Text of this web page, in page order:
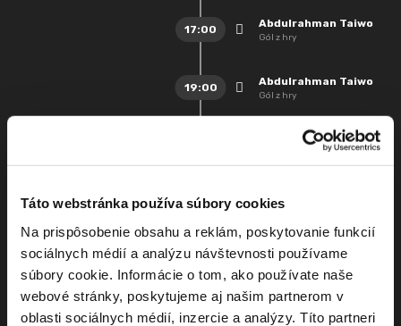
Táto webstránka používa súbory cookies
Na prispôsobenie obsahu a reklám, poskytovanie funkcií
sociálnych médií a analýzu návštevnosti používame
súbory cookie. Informácie o tom, ako používate naše
webové stránky, poskytujeme aj našim partnerom v
oblasti sociálnych médií, inzercie a analýzy. Títo partneri
17:00
Abdulrahman Taiwo
Gól z hry
19:00
Abdulrahman Taiwo
Gól z hry
Abdulrahman Taiwo
25:00
Samuel Štefánik
Gól z hry
Marek Ďanovský
NS - prejavenie nedostatku
rešpektu voči hre držaním
1. polčas16:15 - 16:30